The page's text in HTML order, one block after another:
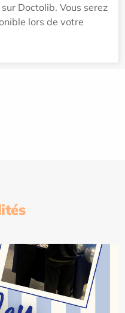
Doctolib. Vous serez
lors de votre